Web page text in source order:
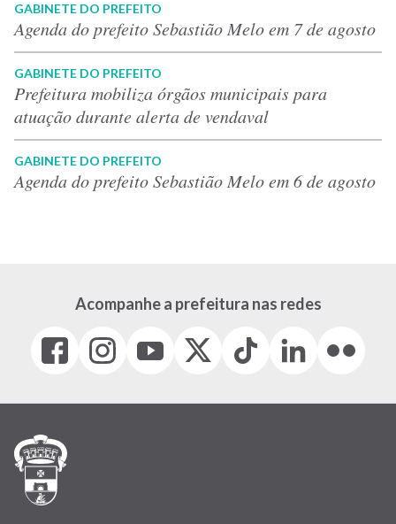
GABINETE DO PREFEITO
Agenda do prefeito Sebastião Melo em 7 de agosto
GABINETE DO PREFEITO
Prefeitura mobiliza órgãos municipais para
atuação durante alerta de vendaval
GABINETE DO PREFEITO
Agenda do prefeito Sebastião Melo em 6 de agosto
Acompanhe a prefeitura nas redes
Facebook
(link
em
janela)
Instagram
(link
em
(link
em
(Antigo
(link
Tiktok
(link
em
LinkedIn
(link
em
(link
em